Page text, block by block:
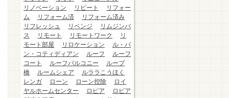
リノベーション
リピート
リフォー
ム
リフォーム済
リフォーム済み
リフレッシュ
リベンジ
リムジンバ
ス
リモート リモートワーク
リ
モート部屋
リロケーション
ル・パ
ン・コティディアン
ルーフ
ルーフ
コート
ルーフバルコニー
ループ
橋
ルームシェア
ルララこうほく
レンガ
ローン ローン控除
ロイ
ヤルホームセンター
ロピア
ロピア